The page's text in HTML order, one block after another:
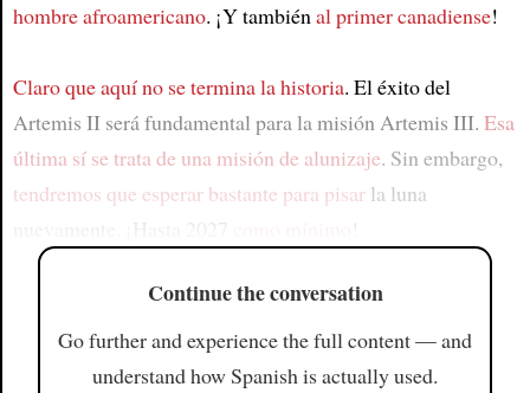
hombre afroamericano. ¡Y tambiénal primer canadiense!
Claro que aquí no se termina la historia. El éxito del
Artemis II será fundamental para la misión Artemis III. Esa
última sí se trata de una misión de alunizaje. Sin embargo,
tendremos que esperar bastante para pisarla luna
Continue the conversation
Go further and experience the full content — and
understand how Spanish is actually used.